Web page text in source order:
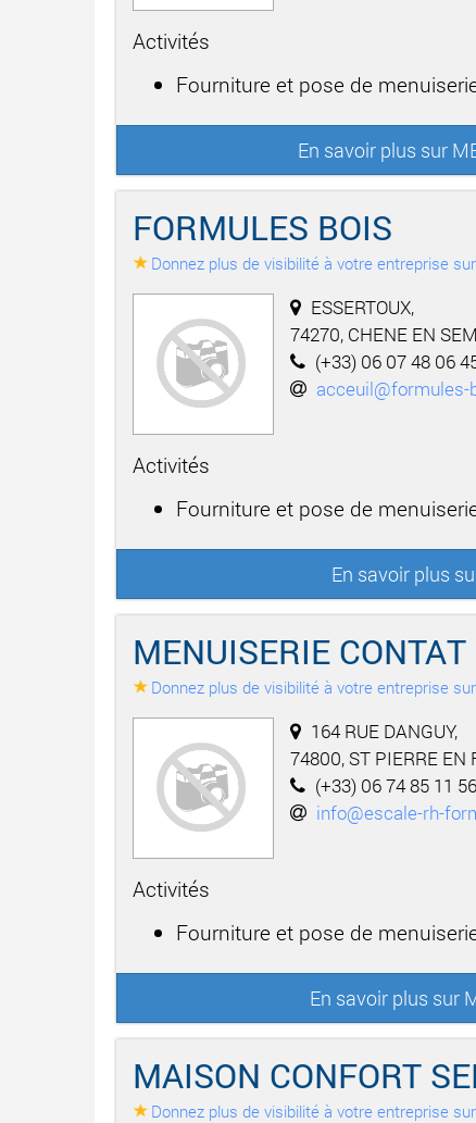
Activités
Fourniture et pose de
En savoir plus sur
FORMULES BOIS
Donnez plus de visibilité à votre entreprise
ESSERTOUX,
74270, CHENE EN
(+33) 06 07 48 06
acceuil@formules-
Activités
Fourniture et pose de
En savoir plus
MENUISERIE CONTAT
Donnez plus de visibilité à votre entreprise
164 RUE DANGUY,
74800, ST PIERRE EN
(+33) 06 74 85 11 56
info@escale-rh-
Activités
Fourniture et pose de
En savoir plus sur
MAISON CONFORT
Donnez plus de visibilité à votre entreprise